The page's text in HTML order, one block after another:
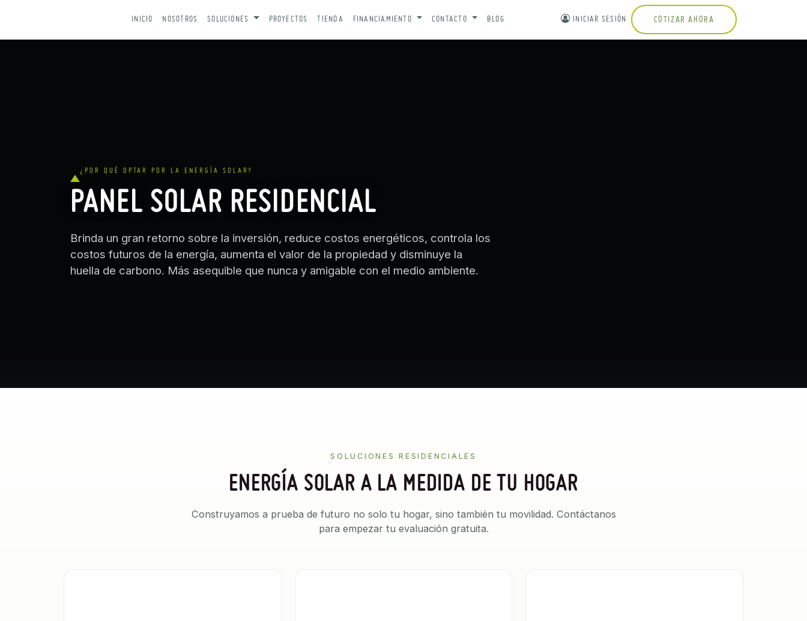
INICIO NOSOTROS SOLUCIONES PROYECTOS TIENDA FINANCIAMIENTO CONTACTO BLOG INICIAR SESIÓN COTIZAR AHORA
¿POR QUÉ OPTAR POR LA ENERGÍA SOLAR?
PANEL SOLAR RESIDENCIAL
Brinda un gran retorno sobre la inversión, reduce costos energéticos, controla los
costos futuros de la energía, aumenta el valor de la propiedad y disminuye la
huella de carbono. Más asequible que nunca y amigable con el medio ambiente.
SOLUCIONES RESIDENCIALES
ENERGÍA SOLAR A LA MEDIDA DE TU HOGAR
Construyamos a prueba de futuro no solo tu hogar, sino también tu movilidad. Contáctanos
para empezar tu evaluación gratuita.